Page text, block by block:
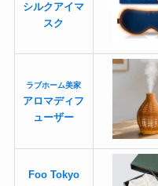
シルクアイマ
スク
ラブホーム美家
アロマディフ
ューザー
Foo Tokyo